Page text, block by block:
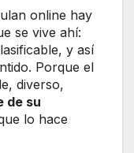
online hay
se vive ahí:
y así
Porque el
diverso,
de su
lo hace